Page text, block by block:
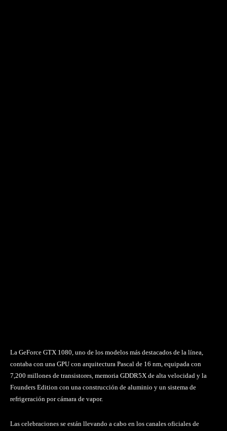
La GeForce GTX 1080, uno de los modelos más destacados de la línea,
contaba con una GPU con arquitectura Pascal de 16 nm, equipada con
7,200 millones de transistores, memoria GDDR5X de alta velocidad y la
Founders Edition con una construcción de aluminio y un sistema de
refrigeración por cámara de vapor.
Las celebraciones se están llevando a cabo en los canales oficiales de